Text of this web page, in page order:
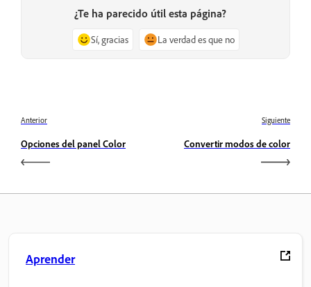
¿Te ha parecido útil esta página?
Sí, gracias La verdad es que no
Anterior
Opciones del panel Color
Siguiente
Convertir modos de color
Aprender